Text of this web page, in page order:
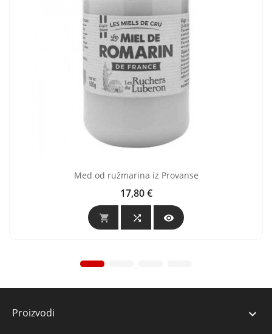
Med od ružmarina iz Provanse
Cijena
17,80 €
  
Proizvodi 